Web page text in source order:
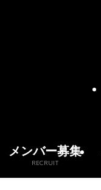
メンバー募集
RECRUIT